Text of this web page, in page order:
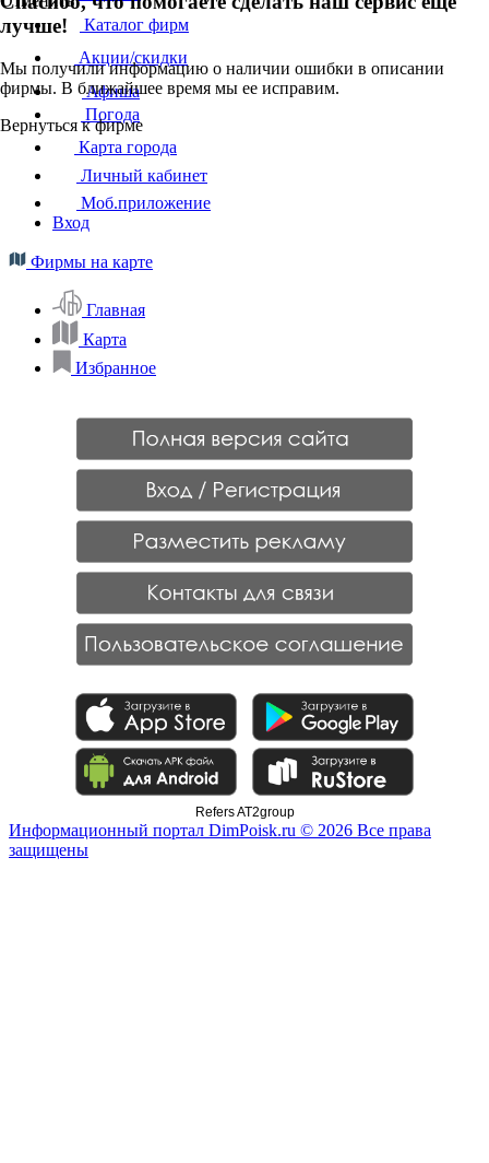
лучше!
Мы получили информацию о наличии ошибки в описании
фирмы. В ближайшее время мы ее исправим.
Вернуться к фирме
Каталог фирм
Акции/скидки
Афиша
Погода
Карта города
Личный кабинет
Моб.приложение
Вход
Фирмы на карте
Главная
Карта
Избранное
Refers AT2group
Информационный портал DimPoisk.ru © 2026 Все права
защищены